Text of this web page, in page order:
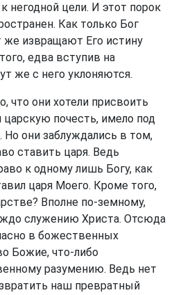
негодной цели. И этот порок
Как только Бог
же извращают Его истину
едва вступив на
же с него уклоняются.
что они хотели присвоить
царскую почесть, имело под
Но они заблуждались в том,
ставить царя. Ведь
к одному лишь Богу, как
царя Моего. Кроме того,
Вполне по-земному,
служению Христа. Отсюда
в божественных
Божие, что-либо
разумению. Ведь нет
наш превратный